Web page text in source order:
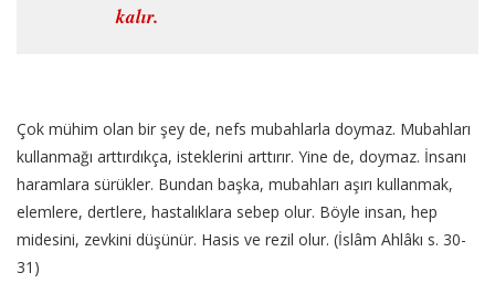
kalır.
Çok mühim olan bir şey de, nefs mubahlarla doymaz. Mubahları
kullanmağı arttırdıkça, isteklerini arttırır. Yine de, doymaz. İnsanı
haramlara sürükler. Bundan başka, mubahları aşırı kullanmak,
elemlere, dertlere, hastalıklara sebep olur. Böyle insan, hep
midesini, zevkini düşünür. Hasis ve rezil olur. (İslâm Ahlâkı s. 30-
31)